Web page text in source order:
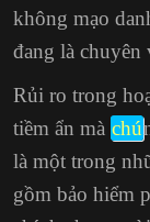
không mạo
đang là chuyên
Rủi ro trong
tiềm ẩn mà chú
là một trong
gồm bảo hiểm